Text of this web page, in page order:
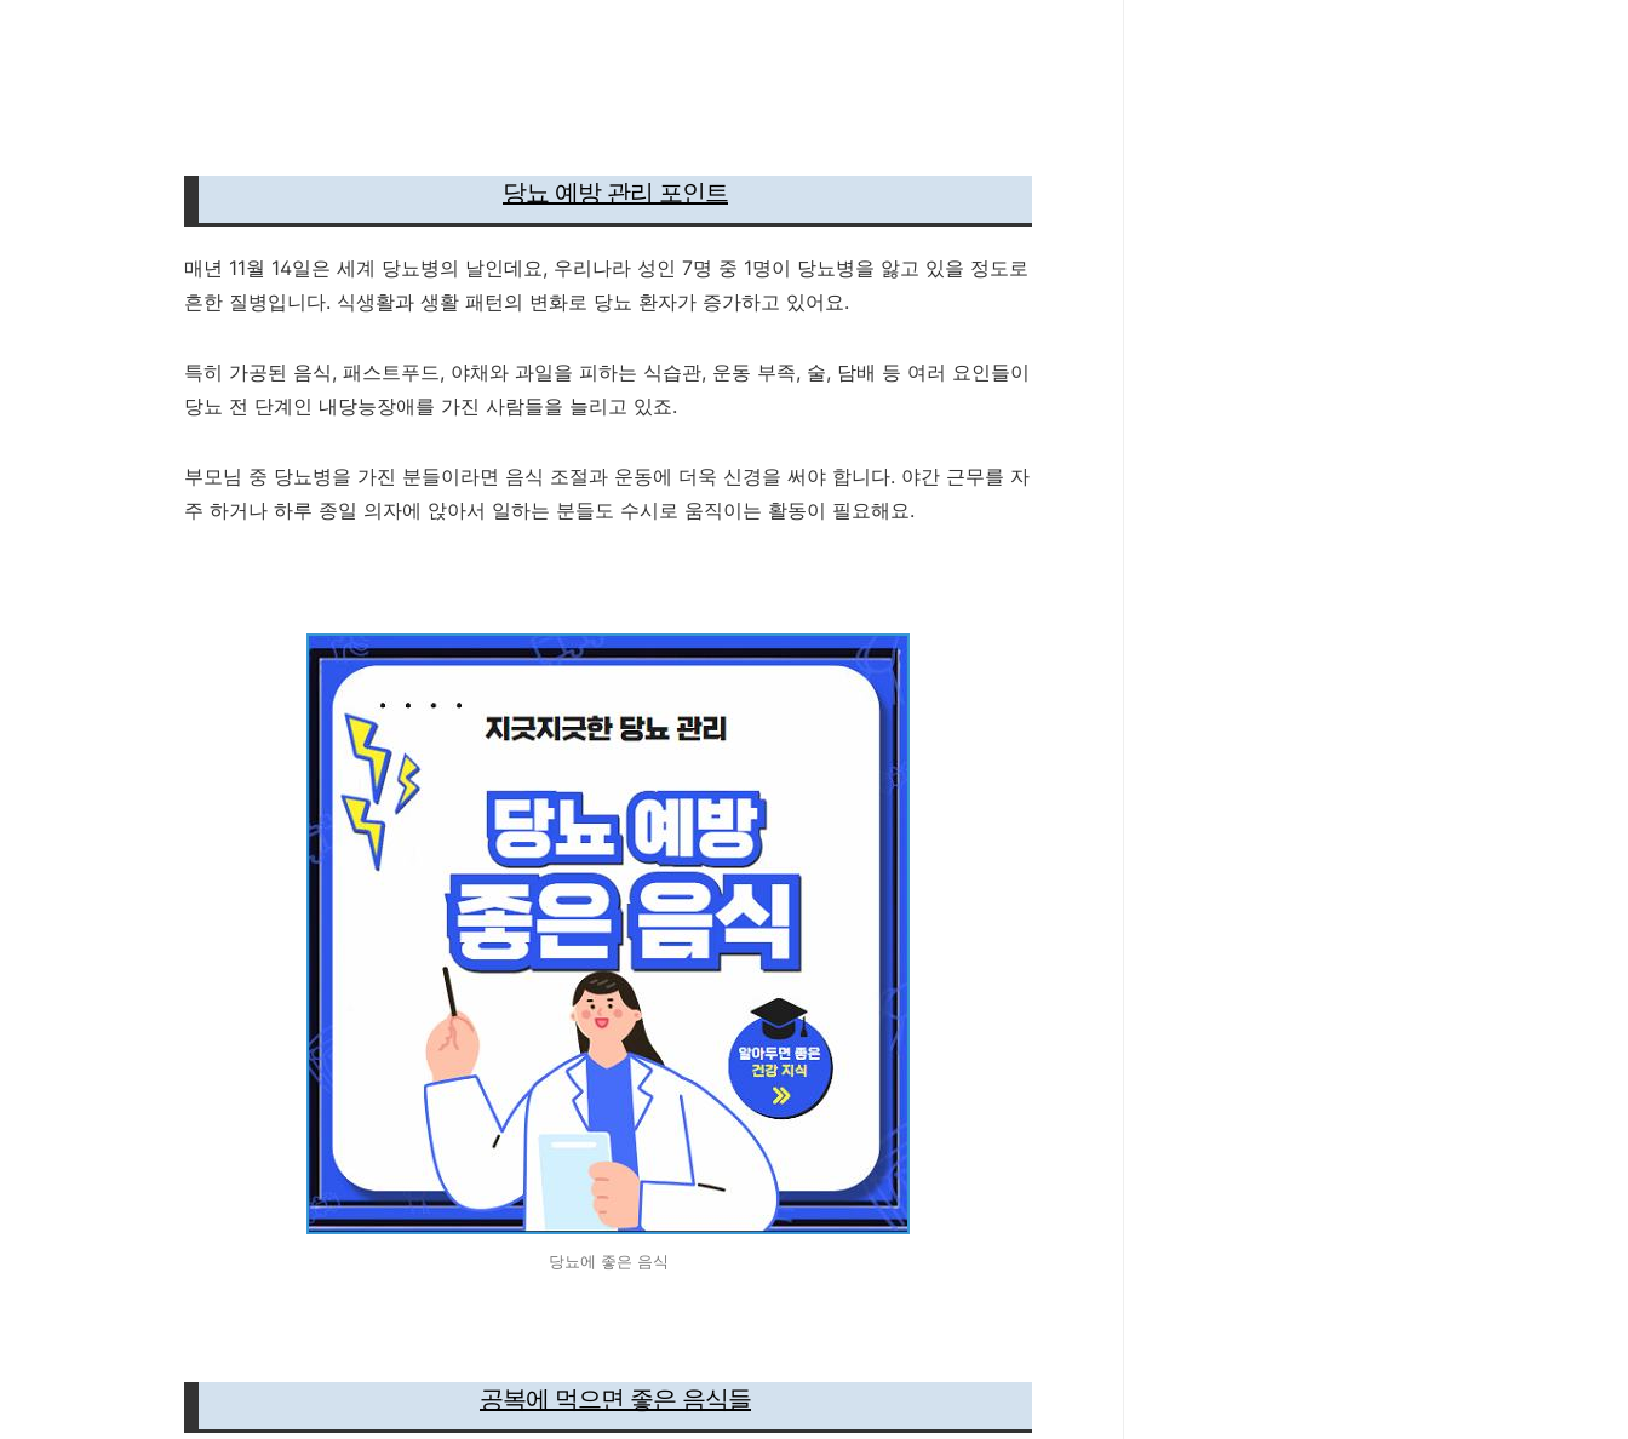
당뇨 예방 관리 포인트
매년 11월 14일은 세계 당뇨병의 날인데요, 우리나라 성인 7명 중 1명이 당뇨병을 앓고 있을 정도로
흔한 질병입니다. 식생활과 생활 패턴의 변화로 당뇨 환자가 증가하고 있어요.
특히 가공된 음식, 패스트푸드, 야채와 과일을 피하는 식습관, 운동 부족, 술, 담배 등 여러 요인들이
당뇨 전 단계인 내당능장애를 가진 사람들을 늘리고 있죠.
부모님 중 당뇨병을 가진 분들이라면 음식 조절과 운동에 더욱 신경을 써야 합니다. 야간 근무를 자
주 하거나 하루 종일 의자에 앉아서 일하는 분들도 수시로 움직이는 활동이 필요해요.
당뇨에 좋은 음식
공복에 먹으면 좋은 음식들